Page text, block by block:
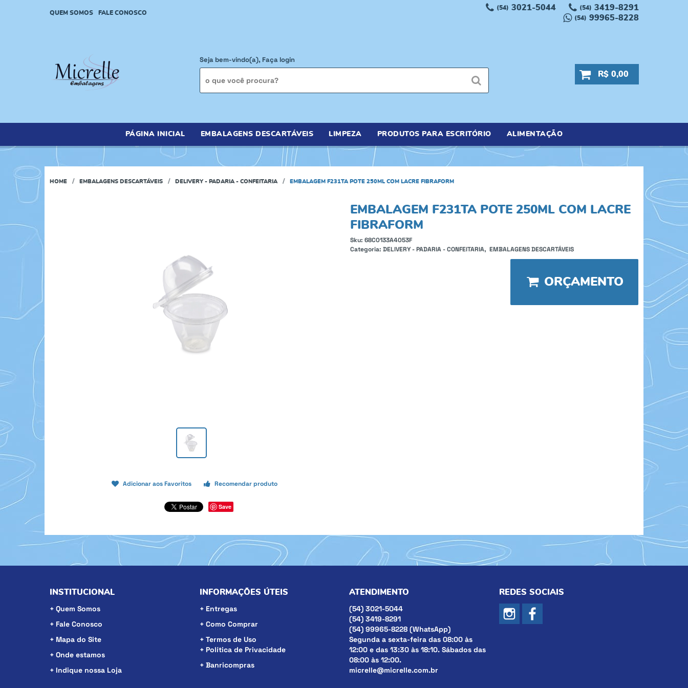
QUEM SOMOS FALE CONOSCO
(54) 3021-5044 (54) 3419-8291
(54) 99965-8228
Seja bem-vindo(a), Faça login
R$ 0,00
PÁGINA INICIAL EMBALAGENS DESCARTÁVEIS LIMPEZA PRODUTOS PARA ESCRITÓRIO ALIMENTAÇÃO
HOME EMBALAGENS DESCARTÁVEIS DELIVERY - PADARIA - CONFEITARIA EMBALAGEM F231TA POTE 250ML COM LACRE FIBRAFORM
Adicionar aos Favoritos Recomendar produto
Save
EMBALAGEM F231TA POTE 250ML COM LACRE
FIBRAFORM
Sku: 68C0133A4053F
Categoria: DELIVERY - PADARIA - CONFEITARIA EMBALAGENS DESCARTÁVEIS
ORÇAMENTO
INSTITUCIONAL
Quem Somos
Fale Conosco
Mapa do Site
Onde estamos
Indique nossa Loja
INFORMAÇÕES ÚTEIS
Entregas
Como Comprar
Termos de Uso
Política de Privacidade
Banricompras
ATENDIMENTO
(54) 3021-5044
(54) 3419-8291
(54) 99965-8228 (WhatsApp)
Segunda a sexta-feira das 08:00 às
12:00 e das 13:30 às 18:10. Sábados das
08:00 às 12:00.
micrelle@micrelle.com.br
REDES SOCIAIS